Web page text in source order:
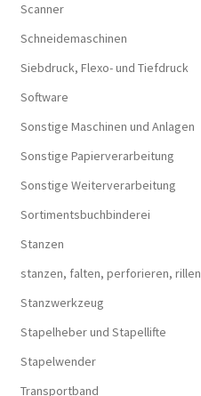
Scanner
Schneidemaschinen
Siebdruck, Flexo- und Tiefdruck
Software
Sonstige Maschinen und Anlagen
Sonstige Papierverarbeitung
Sonstige Weiterverarbeitung
Sortimentsbuchbinderei
Stanzen
stanzen, falten, perforieren, rillen
Stanzwerkzeug
Stapelheber und Stapellifte
Stapelwender
Transportband